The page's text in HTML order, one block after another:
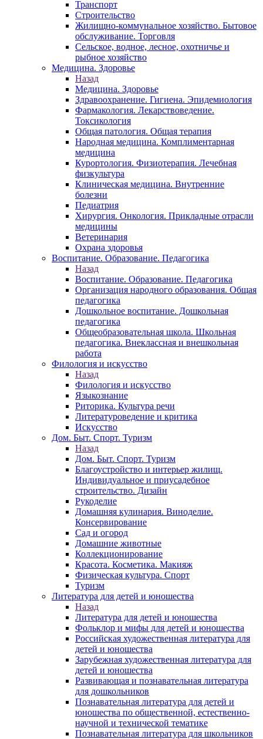
Транспорт
Строительство
Жилищно-коммунальное хозяйство. Бытовое
обслуживание. Торговля
Сельское, водное, лесное, охотничье и
рыбное хозяйство
Медицина. Здоровье
Назад
Медицина. Здоровье
Здравоохранение. Гигиена. Эпидемиология
Фармакология. Лекарствоведение.
Токсикология
Общая патология. Общая терапия
Народная медицина. Комплиментарная
медицина
Курортология. Физиотерапия. Лечебная
физкультура
Клиническая медицина. Внутренние
болезни
Педиатрия
Хирургия. Онкология. Прикладные отрасли
медицины
Ветеринария
Охрана здоровья
Воспитание. Образование. Педагогика
Назад
Воспитание. Образование. Педагогика
Организация народного образования. Общая
педагогика
Дошкольное воспитание. Дошкольная
педагогика
Общеобразовательная школа. Школьная
педагогика. Внеклассная и внешкольная
работа
Филология и искусство
Назад
Филология и искусство
Языкознание
Риторика. Культура речи
Литературоведение и критика
Искусство
Дом. Быт. Спорт. Туризм
Назад
Дом. Быт. Спорт. Туризм
Благоустройство и интерьер жилищ.
Индивидуальное и приусадебное
строительство. Дизайн
Рукоделие
Домашняя кулинария. Виноделие.
Консервирование
Сад и огород
Домашние животные
Коллекционирование
Красота. Косметика. Макияж
Физическая культура. Спорт
Туризм
Литература для детей и юношества
Назад
Литература для детей и юношества
Фольклор и мифы для детей и юношества
Российская художественная литература для
детей и юношества
Зарубежная художественная литература для
детей и юношества
Развивающая и познавательная литература
для дошкольников
Познавательная литература для детей и
юношества по общественной, естественно-
научной и технической тематике
Познавательная литература для школьников